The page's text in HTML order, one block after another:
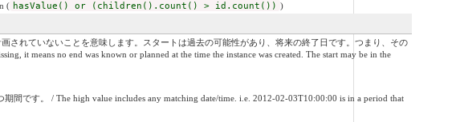
( hasValue() or (children().count() > id.count()) )
れていないことを意味します。スタートは過去の可能性があり、将来の終了日です。つまり、その
it means no end was known or planned at the time the instance was created. The start may be in the
です。 / The high value includes any matching date/time. i.e. 2012-02-03T10:00:00 is in a period that